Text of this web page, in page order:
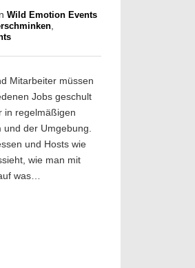
Wild Emotion Events
,
Mitarbeiter müssen
Jobs geschult
in regelmäßigen
der Umgebung.
und Hosts wie
wie man mit
was…